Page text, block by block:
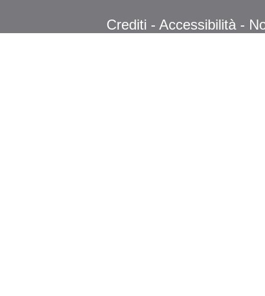
Crediti - Accessibilità -